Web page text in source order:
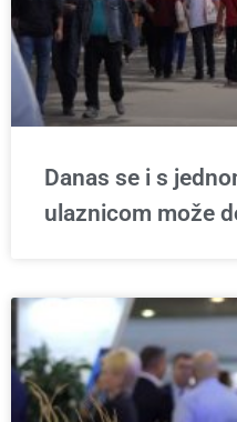
Danas se i s
ulaznicom može